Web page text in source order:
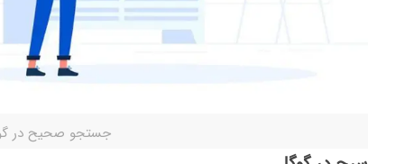
جستجو صحیح در